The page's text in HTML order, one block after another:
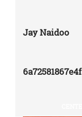
Jay Naidoo
6a72581867e4f